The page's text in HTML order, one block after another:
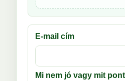
E-mail cím
Mi nem jó vagy mit